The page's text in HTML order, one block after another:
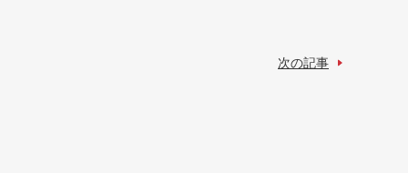
次の記事